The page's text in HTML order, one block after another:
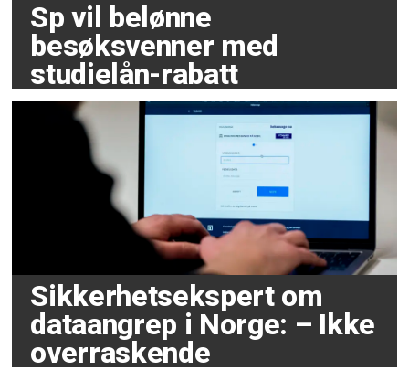
Sp vil belønne
besøksvenner med
studielån-rabatt
Sikkerhetsekspert om
dataangrep i Norge: – Ikke
overraskende